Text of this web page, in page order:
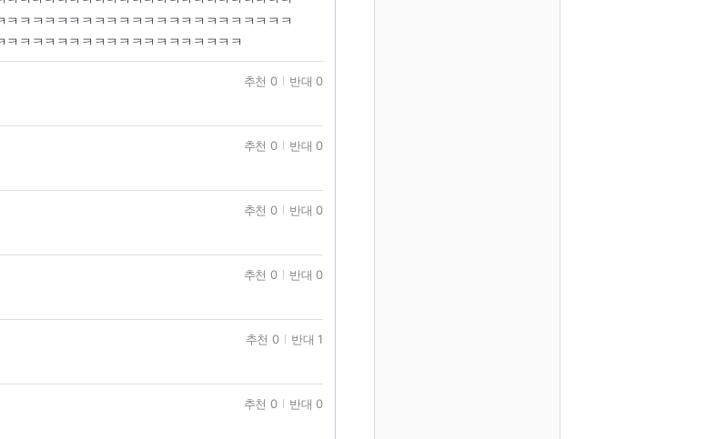
ㅋㅋㅋㅋㅋㅋㅋㅋㅋㅋㅋㅋㅋㅋㅋㅋㅋㅋㅋㅋㅋㅋ
ㅋㅋㅋㅋㅋㅋㅋㅋㅋㅋㅋㅋㅋㅋㅋㅋㅋㅋ
추천 0 반대 0
추천 0 반대 0
추천 0 반대 0
추천 0 반대 0
추천 0 반대 1
추천 0 반대 0